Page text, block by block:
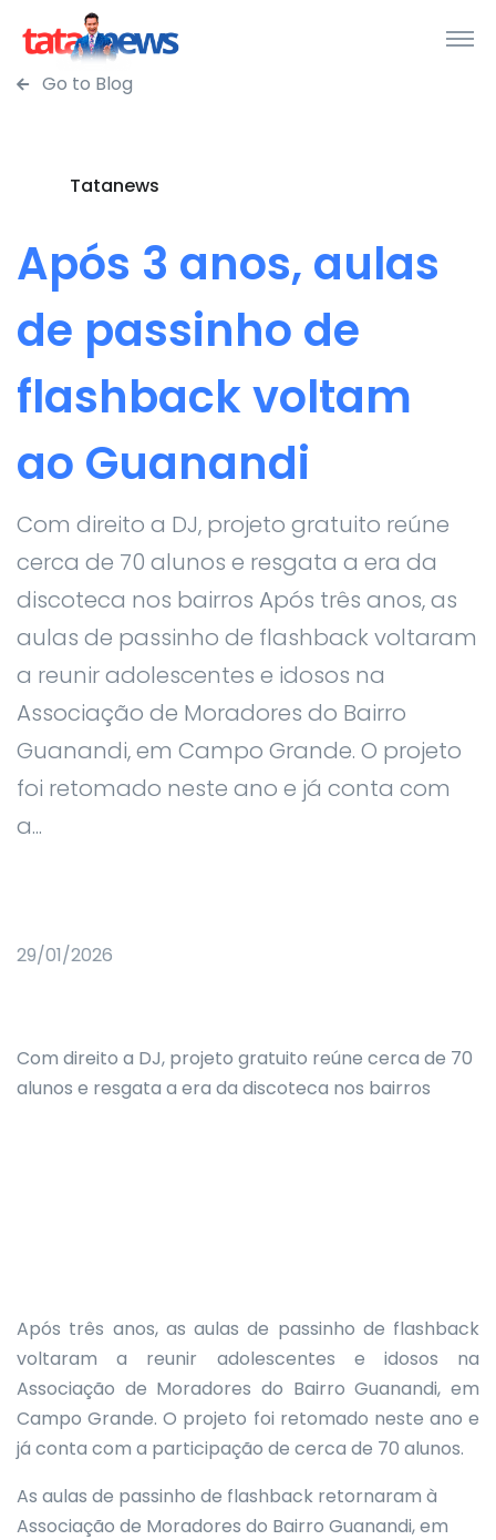
Go to Blog
Tatanews
Após 3 anos, aulas
de passinho de
flashback voltam
ao Guanandi
Com direito a DJ, projeto gratuito reúne
cerca de 70 alunos e resgata a era da
discoteca nos bairros Após três anos, as
aulas de passinho de flashback voltaram
a reunir adolescentes e idosos na
Associação de Moradores do Bairro
Guanandi, em Campo Grande. O projeto
foi retomado neste ano e já conta com
a...
29/01/2026
Com direito a DJ, projeto gratuito reúne cerca de 70
alunos e resgata a era da discoteca nos bairros
Após três anos, as aulas de passinho de flashback
voltaram a reunir adolescentes e idosos na
Associação de Moradores do Bairro Guanandi, em
Campo Grande. O projeto foi retomado neste ano e
já conta com a participação de cerca de 70 alunos.
As aulas de passinho de flashback retornaram à
Associação de Moradores do Bairro Guanandi, em